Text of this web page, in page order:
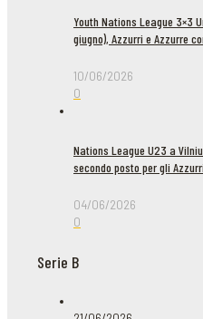
Youth Nations League 3×3
giugno), Azzurri e Azzurre
10/06/2026
0
Nations League U23 a
secondo posto per gli Azzurri
04/06/2026
0
Serie B